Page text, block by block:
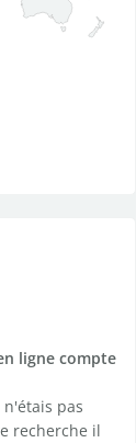
ligne compte
pas
recherche il